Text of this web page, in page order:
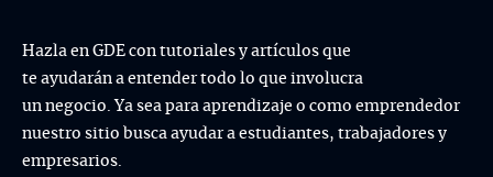
Hazla en GDE con tutoriales y artículos que
te ayudarán a entender todo lo que involucra
un negocio. Ya sea para aprendizaje o como emprendedor
nuestro sitio busca ayudar a estudiantes, trabajadores y
empresarios.